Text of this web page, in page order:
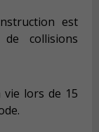
est
collisions
vie lors de 15